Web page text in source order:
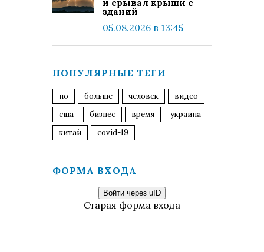
и срывал крыши с
зданий
05.08.2026 в 13:45
ПОПУЛЯРНЫЕ ТЕГИ
по больше человек
видео
сша
бизнес время
украина
китай
covid-19
ФОРМА ВХОДА
Войти через uID
Старая форма входа